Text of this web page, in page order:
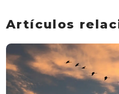
Artículos